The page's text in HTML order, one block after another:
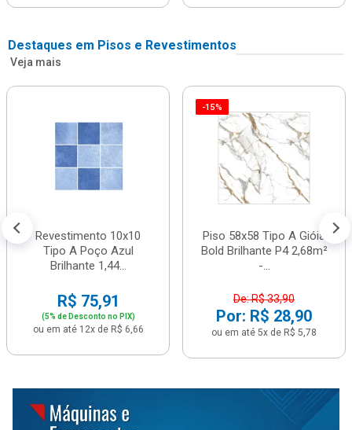
Destaques em Pisos e Revestimentos
Veja mais
Revestimento 10x10
Tipo A Poço Azul
Brilhante 1,44...
R$ 75,91
(5% de Desconto no PIX)
ou em até 12x de R$ 6,66
-15%
Piso 58x58 Tipo A Gióia
Bold Brilhante P4 2,68m²
-...
De: R$ 33,90
Por: R$ 28,90
ou em até 5x de R$ 5,78